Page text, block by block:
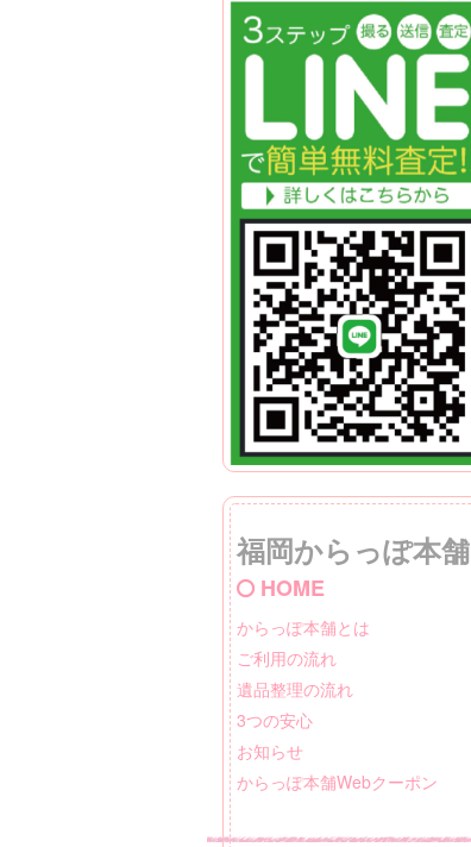
福岡からっぽ本舗
HOME
からっぽ本舗とは
ご利用の流れ
遺品整理の流れ
3つの安心
お知らせ
からっぽ本舗Webクーポン